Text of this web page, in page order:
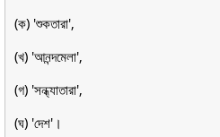
(ক) 'শুকতারা',
(খ) 'আনন্দমেলা',
(গ) 'সন্ধ্যাতারা',
(ঘ) 'দেশ'।